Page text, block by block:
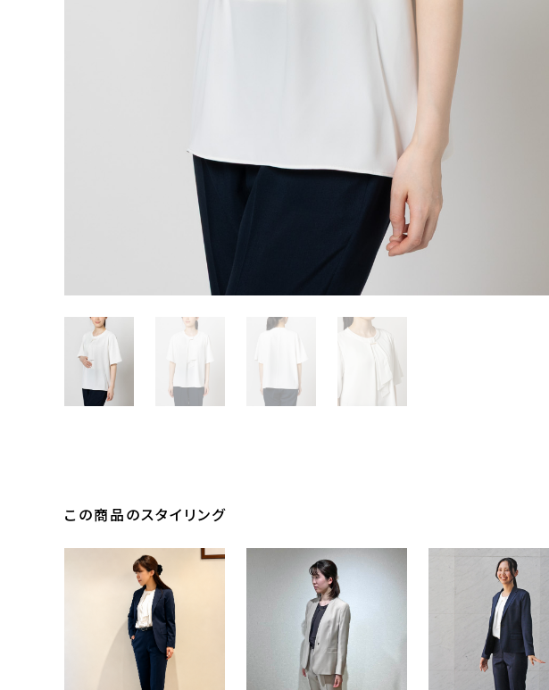
この商品のスタイリング